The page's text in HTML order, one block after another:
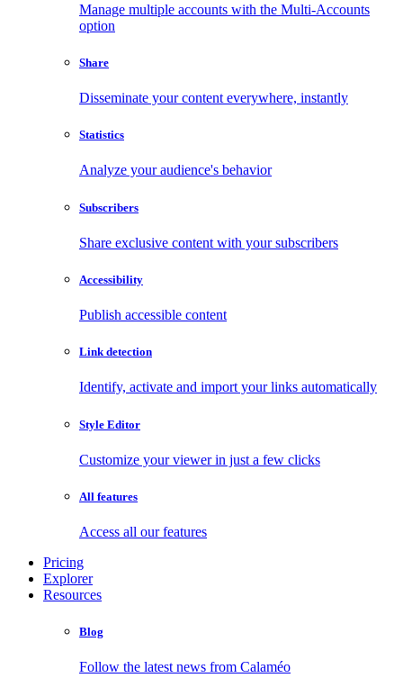
Manage multiple accounts with the Multi-Accounts
option
Share
Disseminate your content everywhere, instantly
Statistics
Analyze your audience's behavior
Subscribers
Share exclusive content with your subscribers
Accessibility
Publish accessible content
Link detection
Identify, activate and import your links automatically
Style Editor
Customize your viewer in just a few clicks
All features
Access all our features
Pricing
Explorer
Resources
Blog
Follow the latest news from Calaméo